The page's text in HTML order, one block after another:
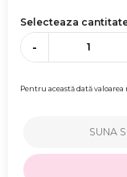
Selecteaza
-
Pentru această dată
SUNA